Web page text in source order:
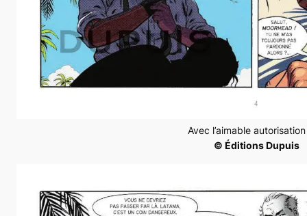
Avec l’aimable
© Éditions Dupuis